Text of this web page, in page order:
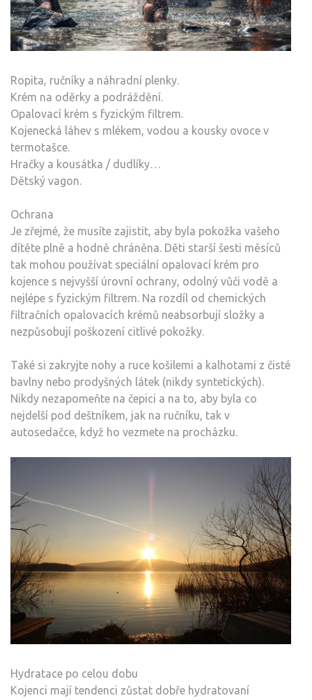
Ropita, ručníky a náhradní plenky.
Krém na oděrky a podráždění.
Opalovací krém s fyzickým filtrem.
Kojenecká láhev s mlékem, vodou a kousky ovoce v
termotašce.
Hračky a kousátka / dudlíky…
Dětský vagon.
Ochrana
Je zřejmé, že musíte zajistit, aby byla pokožka vašeho
dítěte plně a hodně chráněna. Děti starší šesti měsíců
tak mohou používat speciální opalovací krém pro
kojence s nejvyšší úrovní ochrany, odolný vůči vodě a
nejlépe s fyzickým filtrem. Na rozdíl od chemických
filtračních opalovacích krémů neabsorbují složky a
nezpůsobují poškození citlivé pokožky.
Také si zakryjte nohy a ruce košilemi a kalhotami z čisté
bavlny nebo prodyšných látek (nikdy syntetických).
Nikdy nezapomeňte na čepici a na to, aby byla co
nejdelší pod deštníkem, jak na ručníku, tak v
autosedačce, když ho vezmete na procházku.
Hydratace po celou dobu
Kojenci mají tendenci zůstat dobře hydratovaní